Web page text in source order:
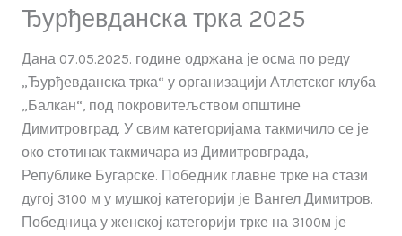
Ђурђевданска трка 2025
Дана 07.05.2025. године одржана је осма по реду
„Ђурђевданска трка“ у организацији Атлетског клуба
„Балкан“, под покровитељством општине
Димитровград. У свим категоријама такмичило се је
око стотинак такмичара из Димитровграда,
Републике Бугарске. Победник главне трке на стази
дугој 3100 м у мушкој категорији је Вангел Димитров.
Победница у женској категорији трке на 3100м је